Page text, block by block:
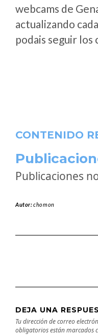
webcams de
actualizando
podais seguir los
CONTENIDO
Publicaciones
Autor:chomon
DEJA UNA
Tu dirección de correo
obligatorios están marcados